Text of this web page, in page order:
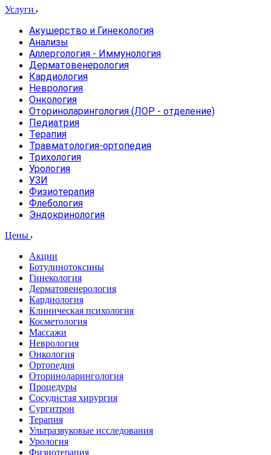
Услуги
Акушерство и Гинекология
Анализы
Аллергология - Иммунология
Дерматовенерология
Кардиология
Неврология
Онкология
Оториноларингология (ЛОР - отделение)
Педиатрия
Терапия
Травматология-ортопедия
Трихология
Урология
УЗИ
Физиотерапия
Флебология
Эндокринология
Цены
Акции
Ботулинотоксины
Гинекология
Дерматовенерология
Кардиология
Клиническая психология
Косметология
Массажи
Неврология
Онкология
Ортопедия
Оториноларингология
Процедуры
Сосудистая хирургия
Сургитрон
Терапия
Ультразвуковые исследования
Урология
Физиотерапия